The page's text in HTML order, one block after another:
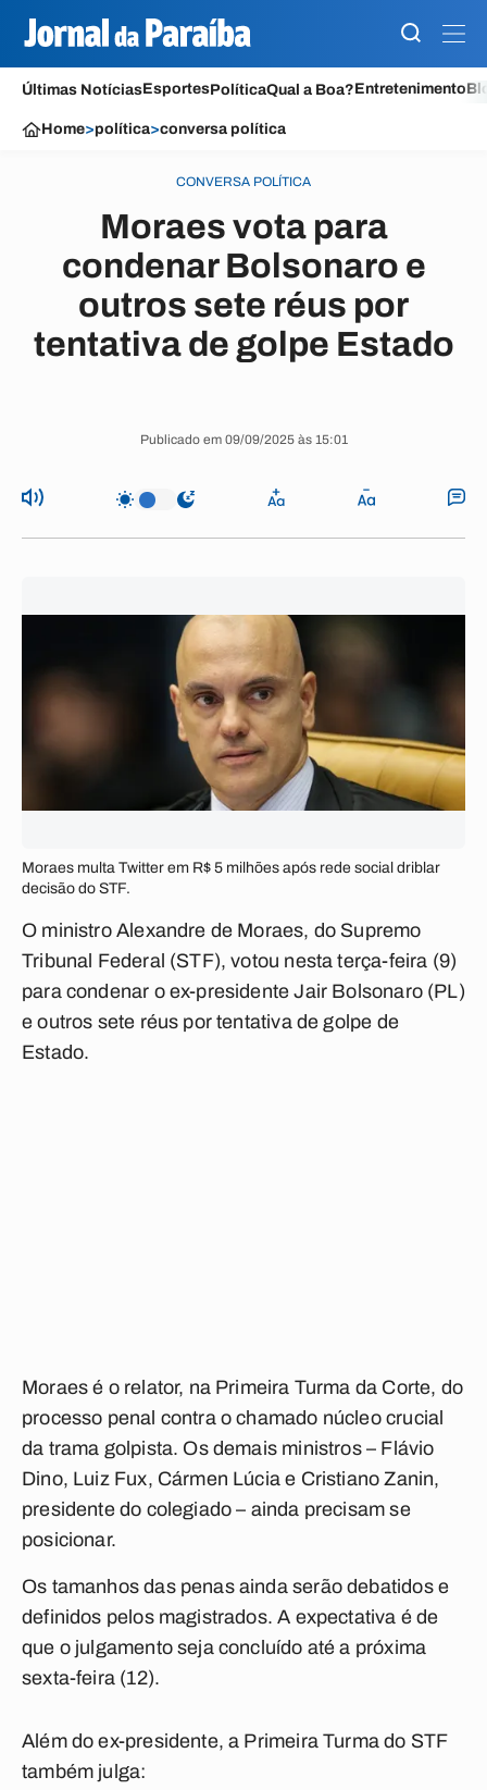
Últimas NotíciasEsportesPolíticaQual a Boa?Entretenimento
Home>política>conversa política
CONVERSA POLÍTICA
Moraes vota para
condenar Bolsonaro e
outros sete réus por
tentativa de golpe Estado
Publicado em 09/09/2025 às 15:01
Moraes multa Twitter em R$ 5 milhões após rede social driblar
decisão do STF.
O ministro Alexandre de Moraes, do Supremo
Tribunal Federal (STF), votou nesta terça-feira (9)
para condenar o ex-presidente Jair Bolsonaro (PL)
e outros sete réus por tentativa de golpe de
Estado.
Moraes é o relator, na Primeira Turma da Corte, do
processo penal contra o chamado núcleo crucial
da trama golpista. Os demais ministros – Flávio
Dino, Luiz Fux, Cármen Lúcia e Cristiano Zanin,
presidente do colegiado – ainda precisam se
posicionar.
Os tamanhos das penas ainda serão debatidos e
definidos pelos magistrados. A expectativa é de
que o julgamento seja concluído até a próxima
sexta-feira (12).
Além do ex-presidente, a Primeira Turma do STF
também julga: